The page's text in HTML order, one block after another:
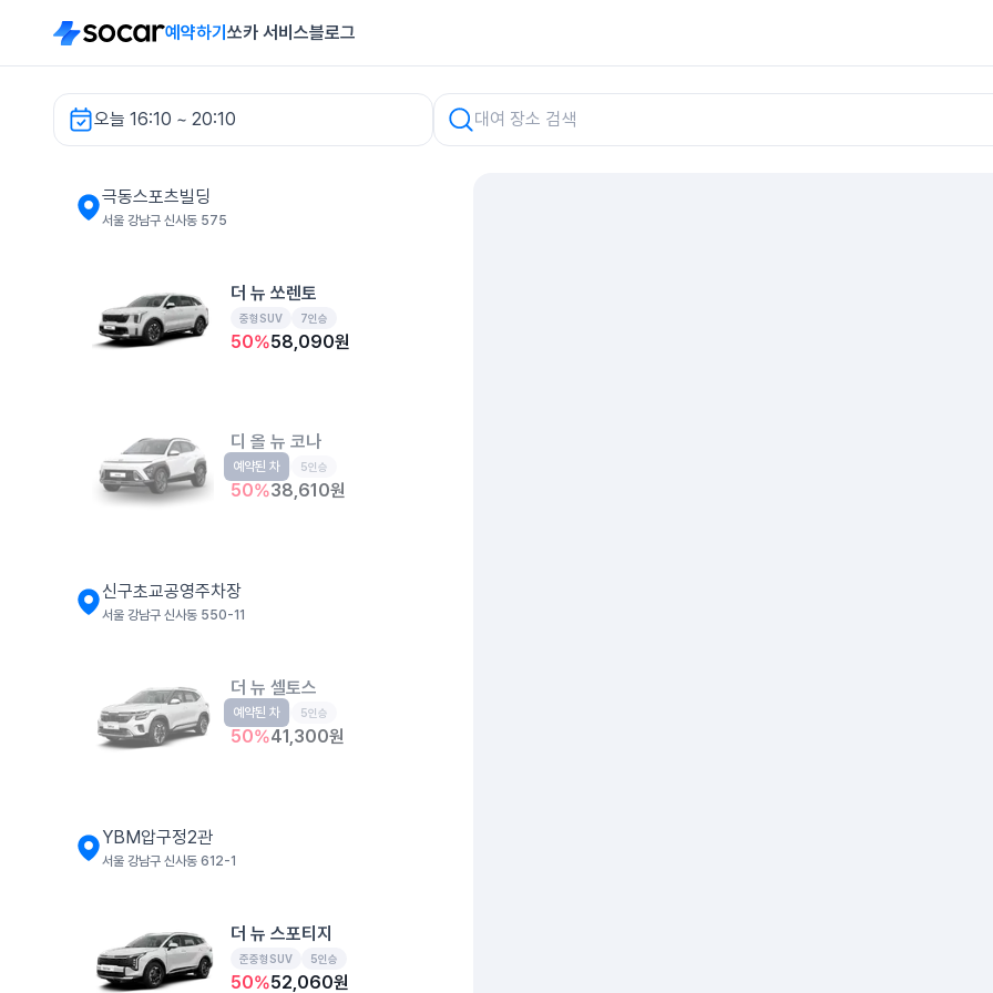
예약하기 쏘카 서비스블로그
오늘 16:10 ~ 20:10
극동스포츠빌딩 렌터카
극동스포츠빌딩
서울 강남구 신사동 575
더 뉴 쏘렌토
중형SUV 7인승
50%58,090원
디 올 뉴 코나
소형SUV 5인승
50%38,610원
예약된 차
신구초교공영주차장
서울 강남구 신사동 550-11
더 뉴 셀토스
소형SUV 5인승
50%41,300원
예약된 차
YBM압구정2관
서울 강남구 신사동 612-1
더 뉴 스포티지
준중형SUV 5인승
50%52,060원